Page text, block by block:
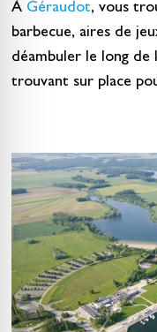
À Géraudot, vous
barbecue, aires de
déambuler le long de
trouvant sur place